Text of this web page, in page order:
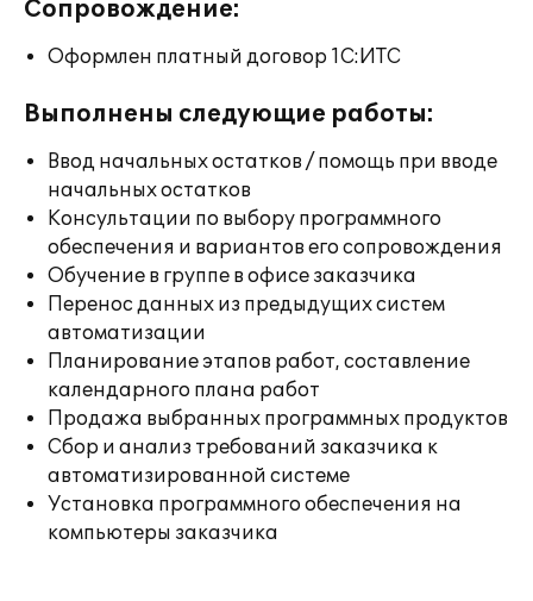
Сопровождение:
Оформлен платный договор 1С:ИТС
Выполнены следующие работы:
Ввод начальных остатков / помощь при вводе
начальных остатков
Консультации по выбору программного
обеспечения и вариантов его сопровождения
Обучение в группе в офисе заказчика
Перенос данных из предыдущих систем
автоматизации
Планирование этапов работ, составление
календарного плана работ
Продажа выбранных программных продуктов
Сбор и анализ требований заказчика к
автоматизированной системе
Установка программного обеспечения на
компьютеры заказчика